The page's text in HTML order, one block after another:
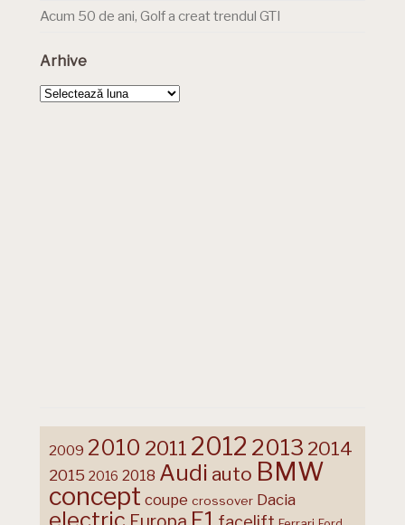
Acum 50 de ani, Golf a creat trendul GTI
Arhive
Arhive
2009 2010 2011 2012 2013 2014
2015 2016 2018 Audi auto BMW
concept coupe crossover Dacia